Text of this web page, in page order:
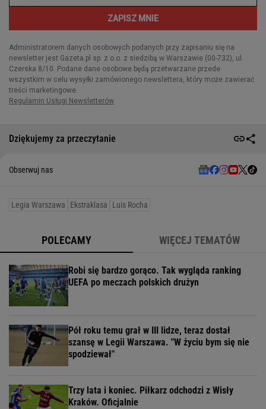
Dziękujemy za przeczytanie
Obserwuj nas
Legia Warszawa Ekstraklasa Luis Rocha
POLECAMY WIĘCEJ TEMATÓW
Robi się bardzo gorąco. Tak wygląda ranking
UEFA po meczach polskich drużyn
Pół roku temu grał w III lidze, teraz dostał
szansę w Legii Warszawa. "W życiu bym się nie
spodziewał"
Trzy lata i koniec. Piłkarz odchodzi z Wisły
Kraków. Oficjalnie